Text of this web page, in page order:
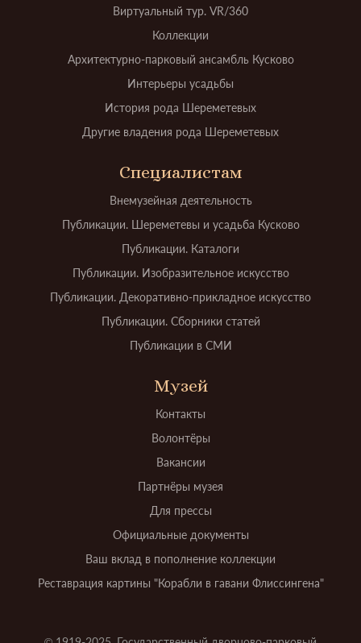
Виртуальный тур. VR/360
Коллекции
Архитектурно-парковый ансамбль Кусково
Интерьеры усадьбы
История рода Шереметевых
Другие владения рода Шереметевых
Специалистам
Внемузейная деятельность
Публикации. Шереметевы и усадьба Кусково
Публикации. Каталоги
Публикации. Изобразительное искусство
Публикации. Декоративно-прикладное искусство
Публикации. Сборники статей
Публикации в СМИ
Музей
Контакты
Волонтёры
Вакансии
Партнёры музея
Для прессы
Официальные документы
Ваш вклад в пополнение коллекции
Реставрация картины "Корабли в гавани Флиссингена"